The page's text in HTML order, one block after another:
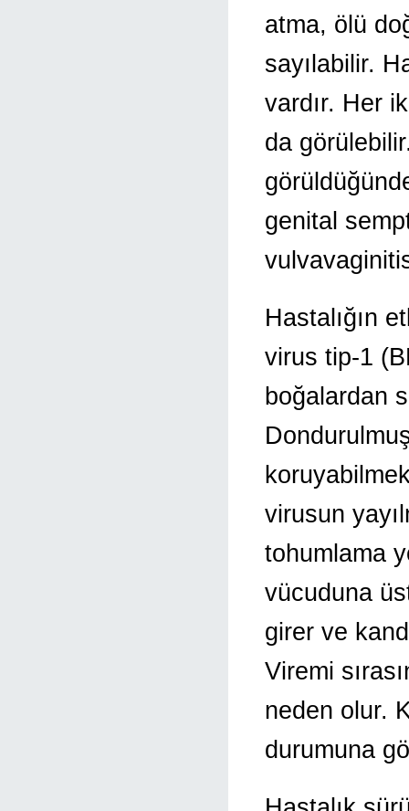
atma, ölü
sayılabilir.
vardır. Her
da
genital
Hastalığın
virus tip-1
boğalardan
virusun
tohumlama
vücuduna
girer ve
Viremi
neden olur.
durumuna